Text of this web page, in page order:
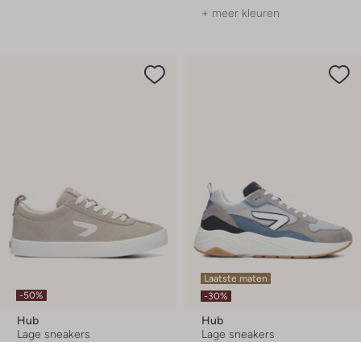
+ meer kleuren
-50%
Hub
Lage sneakers
Laatste maten
-30%
Hub
Lage sneakers